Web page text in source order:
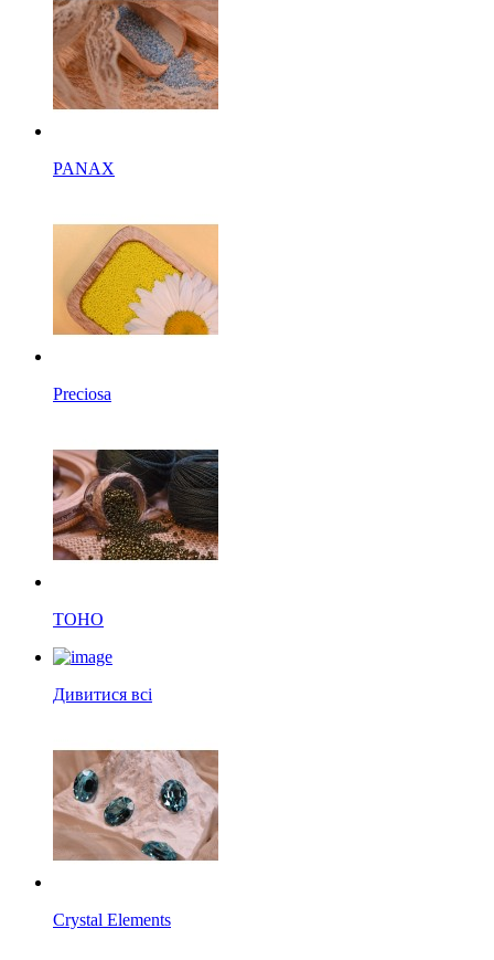
PANAX
Preciosa
TOHO
Дивитися всі
Crystal Elements